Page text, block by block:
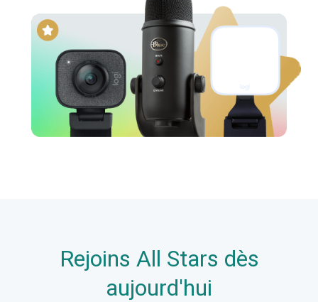
Rejoins All Stars dès
aujourd'hui